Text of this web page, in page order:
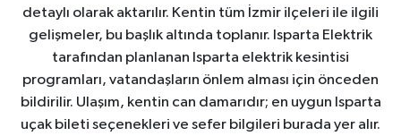
detaylı olarak aktarılır. Kentin tüm İzmir ilçeleri ile ilgili
gelişmeler, bu başlık altında toplanır. Isparta Elektrik
tarafından planlanan Isparta elektrik kesintisi
programları, vatandaşların önlem alması için önceden
bildirilir. Ulaşım, kentin can damarıdır; en uygun Isparta
uçak bileti seçenekleri ve sefer bilgileri burada yer alır.